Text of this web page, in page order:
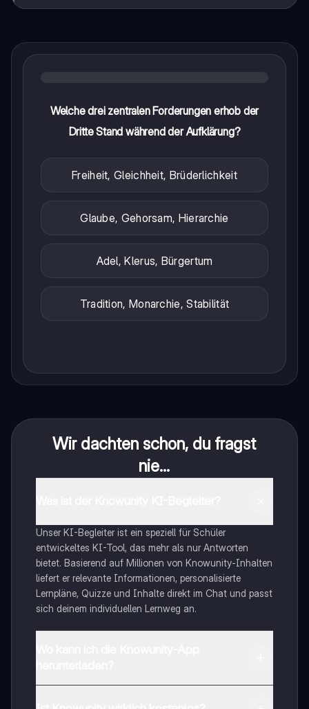
Welche drei zentralen Forderungen erhob der
Dritte Stand während der Aufklärung?
Freiheit, Gleichheit, Brüderlichkeit
Glaube, Gehorsam, Hierarchie
Adel, Klerus, Bürgertum
Tradition, Monarchie, Stabilität
Wir dachten schon, du fragst
nie...
Unser KI-Begleiter ist ein speziell für Schüler
entwickeltes KI-Tool, das mehr als nur Antworten
bietet. Basierend auf Millionen von Knowunity-Inhalten
liefert er relevante Informationen, personalisierte
Lernpläne, Quizze und Inhalte direkt im Chat und passt
sich deinem individuellen Lernweg an.